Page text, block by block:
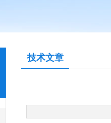
技术文章